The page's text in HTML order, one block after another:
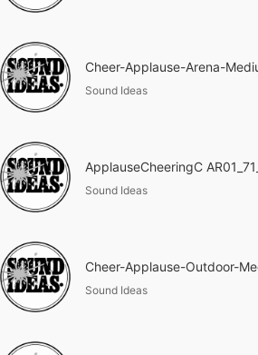
Cheer-Applause-Arena-
Sound Ideas
ApplauseCheeringC
Sound Ideas
Cheer-Applause-Outdoor-
Sound Ideas